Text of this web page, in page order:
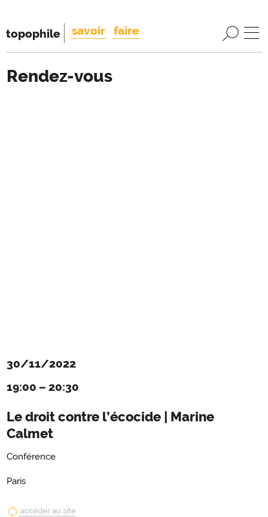
topophile savoir faire
Rendez-vous
30/11/2022
19:00 – 20:30
Le droit contre l’écocide | Marine
Calmet
Conférence
Paris
accéder au site